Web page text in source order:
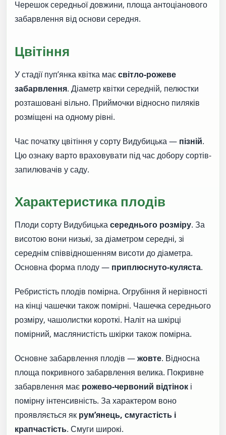
Черешок середньої довжини, площа антоціанового
забарвлення від основи середня.
Цвітіння
У стадії пуп’янка квітка маєсвітло-рожеве
забарвлення. Діаметр квітки середній, пелюстки
розташовані вільно. Приймочки відносно пиляків
розміщені на одному рівні.
Час початку цвітіння у сорту Видубицька — пізній.
Цю ознаку варто враховувати під час добору сортів-
запилювачів у саду.
Характеристика плодів
Плоди сорту Видубицькасереднього розміру. За
висотою вони низькі, за діаметром середні, зі
середнім співвідношенням висоти до діаметра.
Основна форма плоду — приплюснуто-куляста.
Ребристість плодів помірна. Огрубіння й нерівності
на кінці чашечки також помірні. Чашечка середнього
розміру, чашолистки короткі. Наліт на шкірці
помірний, маслянистість шкірки також помірна.
Основне забарвлення плодів —жовте. Відносна
площа покривного забарвлення велика. Покривне
забарвлення має рожево-червоний відтінок і
помірну інтенсивність. За характером воно
проявляється як рум’янець, смугастість і
крапчастість. Смуги широкі.